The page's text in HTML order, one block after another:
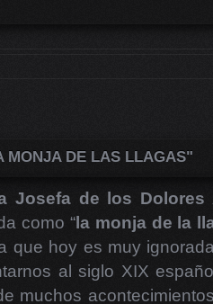
MONJA DE LAS LLAGAS"
Josefa de los Dolores
como “la monja de la
que hoy es muy
al siglo XIX
muchos